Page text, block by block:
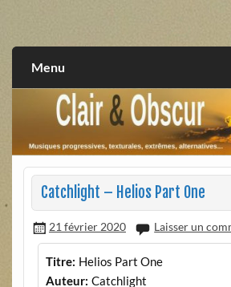
extrêmes, alternatives, texturales
Menu
Catchlight – Helios Part One
21 février 2020 Laisser un
Titre: Helios Part One
Auteur: Catchlight